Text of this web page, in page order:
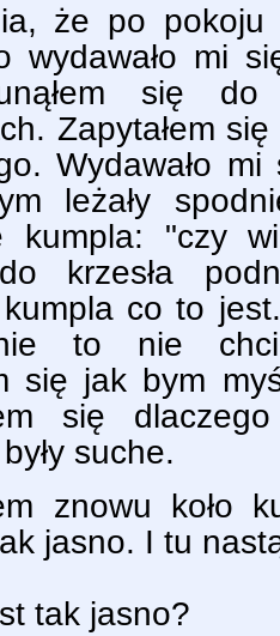
że po
wydawało mi
się
Zapytałem
Wydawało
leżały
kumpla: "czy
do krzesła
kumpla co to
to nie
się jak bym
się
suche.
znowu koło
jasno. I tu
tak jasno?